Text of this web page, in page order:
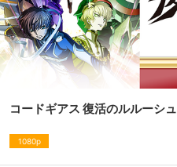
コードギアス 復活のルルーシュ
1080p